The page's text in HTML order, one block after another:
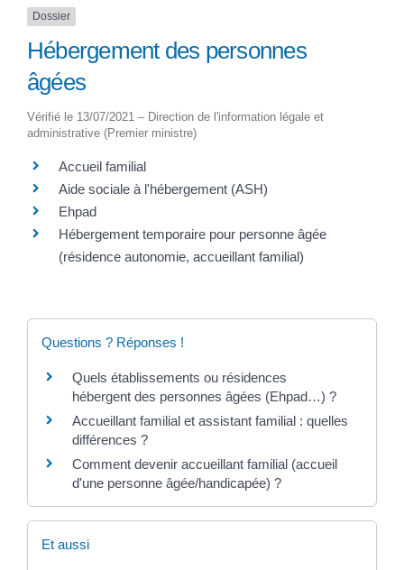
Dossier
Hébergement des personnes
âgées
Vérifié le 13/07/2021 – Direction de l'information légale et
administrative (Premier ministre)
Accueil familial
Aide sociale à l'hébergement (ASH)
Ehpad
Hébergement temporaire pour personne âgée
(résidence autonomie, accueillant familial)
Questions ? Réponses !
Quels établissements ou résidences
hébergent des personnes âgées (Ehpad…) ?
Accueillant familial et assistant familial : quelles
différences ?
Comment devenir accueillant familial (accueil
d'une personne âgée/handicapée) ?
Et aussi